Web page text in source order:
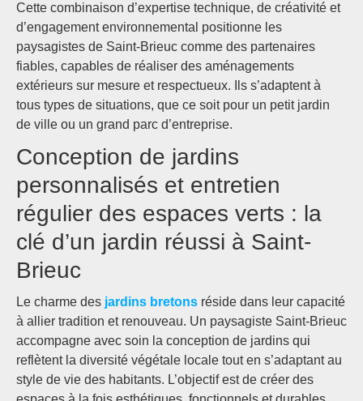
Cette combinaison d’expertise technique, de créativité et
d’engagement environnemental positionne les
paysagistes de Saint-Brieuc comme des partenaires
fiables, capables de réaliser des aménagements
extérieurs sur mesure et respectueux. Ils s’adaptent à
tous types de situations, que ce soit pour un petit jardin
de ville ou un grand parc d’entreprise.
Conception de jardins
personnalisés et entretien
régulier des espaces verts : la
clé d’un jardin réussi à Saint-
Brieuc
Le charme des jardins bretons réside dans leur capacité
à allier tradition et renouveau. Un paysagiste Saint-Brieuc
accompagne avec soin la conception de jardins qui
reflètent la diversité végétale locale tout en s’adaptant au
style de vie des habitants. L’objectif est de créer des